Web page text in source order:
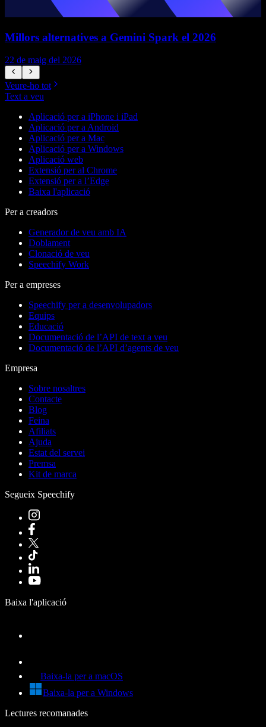
Millors alternatives a Gemini Spark el 2026
22 de maig del 2026
Veure-ho tot
Text a veu
Aplicació per a iPhone i iPad
Aplicació per a Android
Aplicació per a Mac
Aplicació per a Windows
Aplicació web
Extensió per al Chrome
Extensió per a l’Edge
Baixa l'aplicació
Per a creadors
Generador de veu amb IA
Doblament
Clonació de veu
Speechify Work
Per a empreses
Speechify per a desenvolupadors
Equips
Educació
Documentació de l’API de text a veu
Documentació de l’API d’agents de veu
Empresa
Sobre nosaltres
Contacte
Blog
Feina
Afiliats
Ajuda
Estat del servei
Premsa
Kit de marca
Segueix Speechify
Baixa l'aplicació
Baixa-la per a macOS
Baixa-la per a Windows
Lectures recomanades